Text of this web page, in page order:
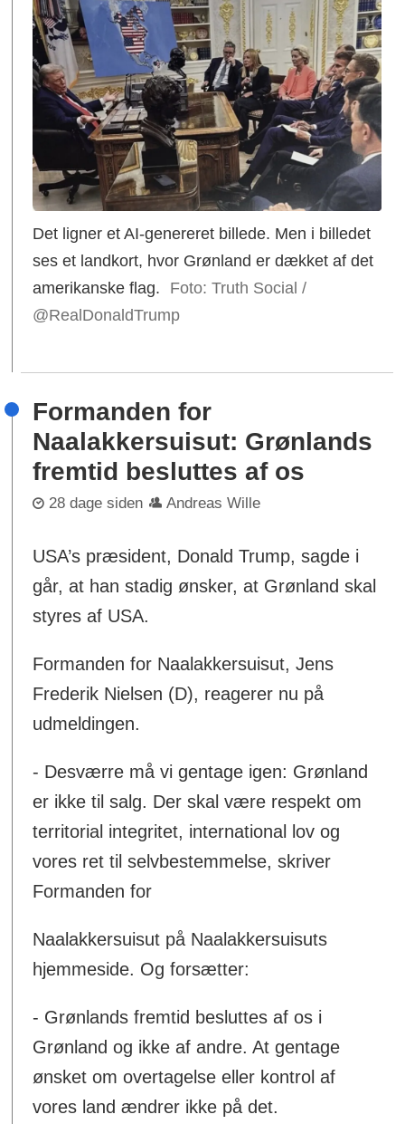
Det ligner et AI-genereret billede. Men i billedet
ses et landkort, hvor Grønland er dækket af det
amerikanske flag.
Foto: Truth Social /
@RealDonaldTrump
Formanden for
Naalakkersuisut: Grønlands
fremtid besluttes af os
28 dage siden Andreas Wille
USA’s præsident, Donald Trump, sagde i
går, at han stadig ønsker, at Grønland skal
styres af USA.
Formanden for Naalakkersuisut, Jens
Frederik Nielsen (D), reagerer nu på
udmeldingen.
- Desværre må vi gentage igen: Grønland
er ikke til salg. Der skal være respekt om
territorial integritet, international lov og
vores ret til selvbestemmelse, skriver
Formanden for
Naalakkersuisut på Naalakkersuisuts
hjemmeside. Og forsætter:
- Grønlands fremtid besluttes af os i
Grønland og ikke af andre. At gentage
ønsket om overtagelse eller kontrol af
vores land ændrer ikke på det.